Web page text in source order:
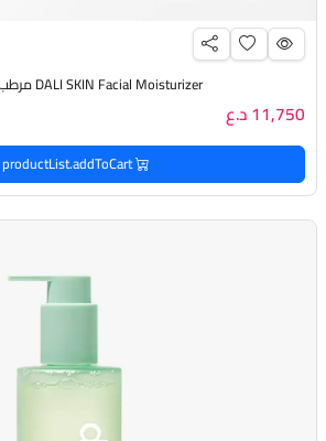
DALI SKIN Facial Moisturizer مرطب للبشرة
11,750 د.ع
productList.addToCart